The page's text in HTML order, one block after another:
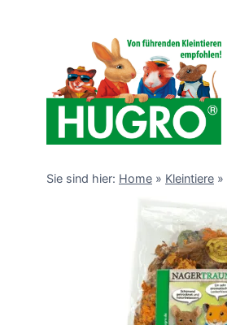
Sie sind hier: Home » Kleintiere »